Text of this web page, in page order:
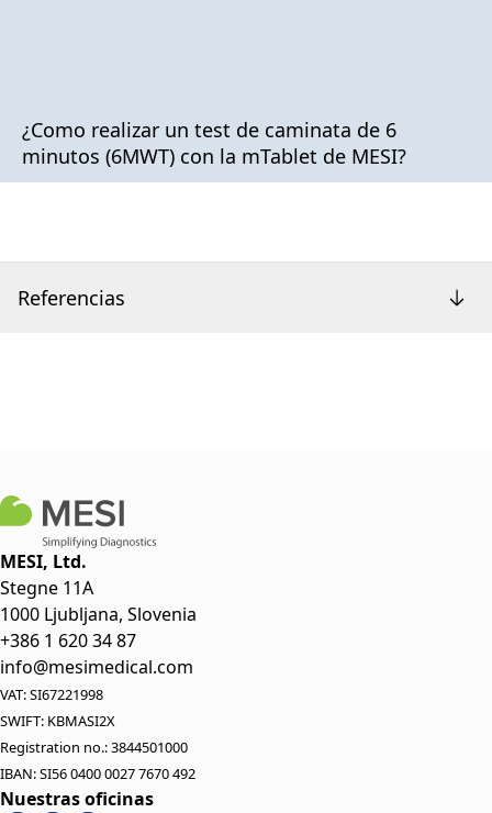
¿Como realizar un test de caminata de 6
minutos (6MWT) con la mTablet de MESI?
Referencias
MESI, Ltd.
Stegne 11A
1000 Ljubljana, Slovenia
+386 1 620 34 87
info@mesimedical.com
VAT: SI67221998
SWIFT: KBMASI2X
Registration no.: 3844501000
IBAN: SI56 0400 0027 7670 492
Nuestras oficinas